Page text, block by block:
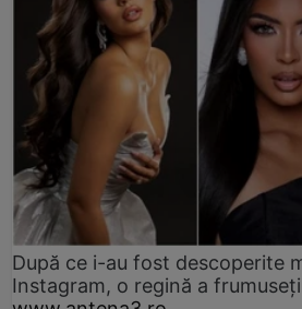
După ce i-au fost descoperite
Instagram, o regină a